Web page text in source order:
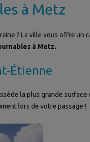
à Metz
? La ville vous offre un
à Metz.
Étienne
la plus grande surface
lors de votre passage !